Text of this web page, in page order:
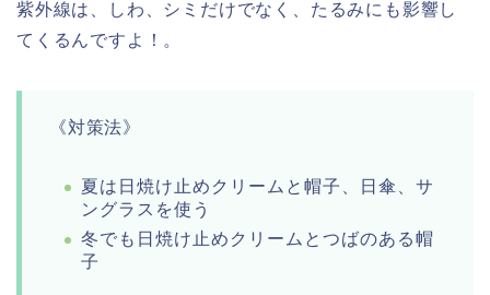
紫外線は、しわ、シミだけでなく、たるみにも影響し
てくるんですよ！。
《対策法》
夏は日焼け止めクリームと帽子、日傘、サ
ングラスを使う
冬でも日焼け止めクリームとつばのある帽
子